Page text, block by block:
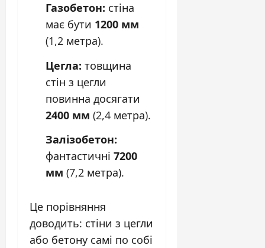
Газобетон: стіна
має бути 1200 мм
(1,2 метра).
Цегла: товщина
стін з цегли
повинна досягати
2400 мм (2,4 метра).
Залізобетон:
фантастичні 7200
мм (7,2 метра).
Це порівняння
доводить: стіни з цегли
або бетону самі по собі